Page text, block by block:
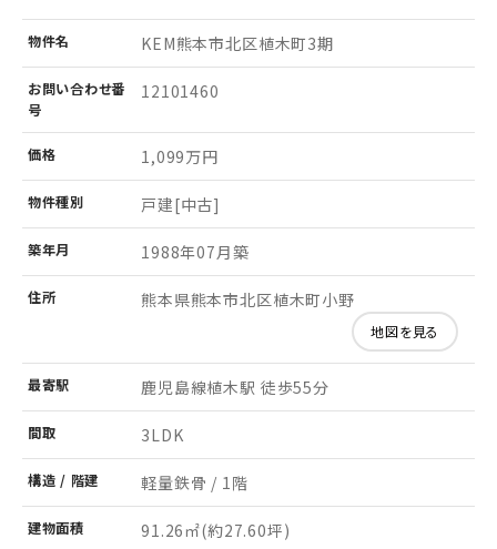
物件名 KEM熊本市北区植木町3期
お問い合わせ番
号
12101460
価格 1,099万円
物件種別 戸建[中古]
築年月 1988年07月築
住所 熊本県熊本市北区植木町小野
地図を見る
最寄駅 鹿児島線植木駅 徒歩55分
間取 3LDK
構造 / 階建 軽量鉄骨 / 1階
建物面積 91.26㎡(約27.60坪)